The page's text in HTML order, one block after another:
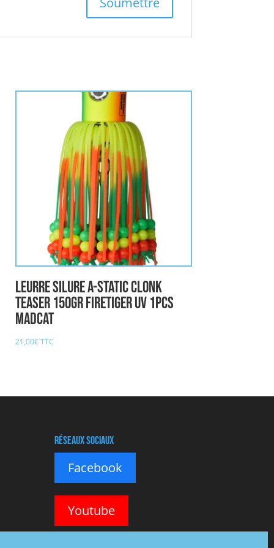
Leurre Silure A-STATIC CLONK
TEASER 150gr FIRETIGER UV 1pcs
MADCAT
21,00€ TTC
Réseaux sociaux
Facebook
Youtube